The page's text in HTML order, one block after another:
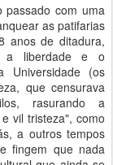
passado com uma
as patifarias
anos de ditadura,
a liberdade e o
Universidade (os
que censurava
rasurando a
vil tristeza", como
a outros tempos
fingem que nada